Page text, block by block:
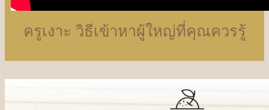
ครูเงาะ วิธีเข้าหาผู้ใหญ่ที่คุณควรรู้